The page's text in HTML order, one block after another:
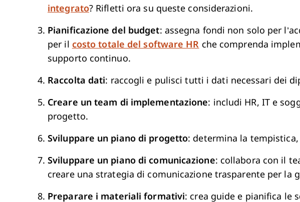
integrato? Rifletti ora su queste considerazioni.
Pianificazione del budget: assegna fondi non solo per
per il costo totale del software HR che comprenda
supporto continuo.
Raccolta dati: raccogli e pulisci tutti i dati necessari dei
Creare un team di implementazione: includi HR, IT e
progetto.
Sviluppare un piano di progetto: determina la
Sviluppare un piano di comunicazione: collabora con il
creare una strategia di comunicazione trasparente per la
Preparare i materiali formativi: crea guide e pianifica le